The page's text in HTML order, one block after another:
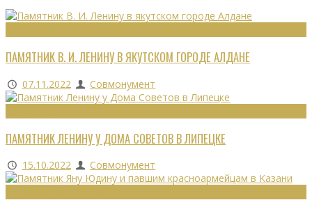
ПАМЯТНИК В. И. ЛЕНИНУ В ЯКУТСКОМ ГОРОДЕ АЛДАНЕ
07.11.2022 Совмонумент
ПАМЯТНИК ЛЕНИНУ У ДОМА СОВЕТОВ В ЛИПЕЦКЕ
15.10.2022 Совмонумент